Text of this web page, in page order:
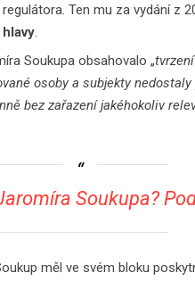
Ten mu za vydání z
.
Soukupa obsahovalo „
osoby a subjekty
bez zařazení jakéhokoliv
Soukupa?
měl ve svém bloku